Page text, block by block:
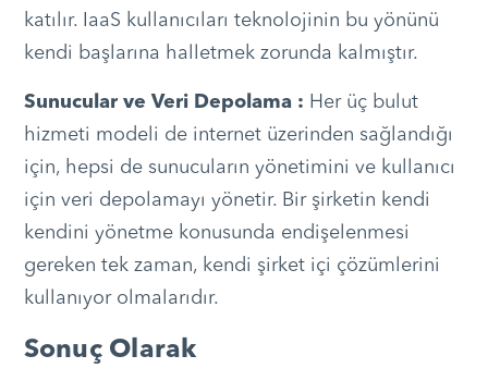
katılır. IaaS kullanıcıları teknolojinin bu yönünü
kendi başlarına halletmek zorunda kalmıştır.
Sunucular ve Veri Depolama : Her üç bulut
hizmeti modeli de internet üzerinden sağlandığı
için, hepsi de sunucuların yönetimini ve kullanıcı
için veri depolamayı yönetir. Bir şirketin kendi
kendini yönetme konusunda endişelenmesi
gereken tek zaman, kendi şirket içi çözümlerini
kullanıyor olmalarıdır.
Sonuç Olarak